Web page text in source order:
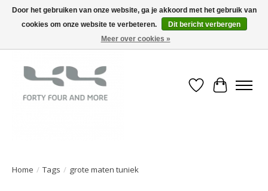
Verlanglijst
Home / Tags / grote maten tuniek
Door het gebruiken van onze website, ga je akkoord met het gebruik van
cookies om onze website te verbeteren.
Dit bericht verbergen
Meer over cookies »